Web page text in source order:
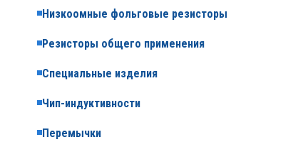
Низкоомные фольговые резисторы
Резисторы общего применения
Специальные изделия
Чип-индуктивности
Перемычки